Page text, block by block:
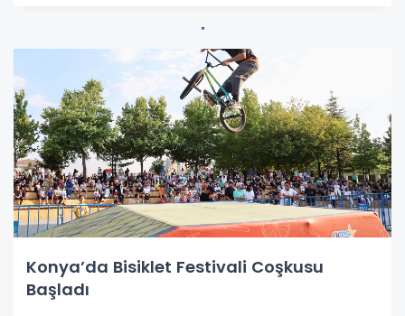
Konya’da Bisiklet Festivali Coşkusu
Başladı